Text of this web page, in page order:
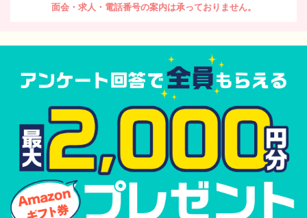
面会・求人・電話番号の案内は承っておりません。